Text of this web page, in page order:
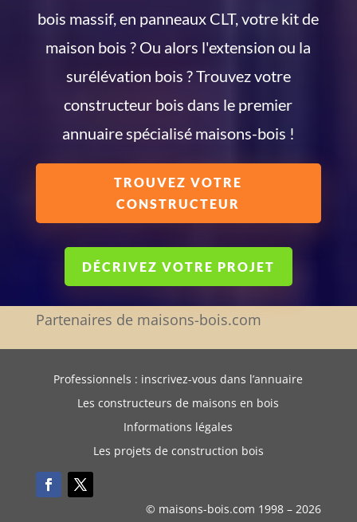
bois massif, en panneaux CLT, votre kit de
maison bois ? Ou alors l'extension ou la
surélévation bois ? Trouvez votre
constructeur bois dans le premier
annuaire spécialisé maisons-bois !
TROUVEZ VOTRE
CONSTRUCTEUR
DÉCRIVEZ VOTRE PROJET
Partenaires de maisons-bois.com
Professionnels : inscrivez-vous dans l’annuaire
Les constructeurs de maisons en bois
Informations légales
Les projets de construction bois
© maisons-bois.com 1998 –2026